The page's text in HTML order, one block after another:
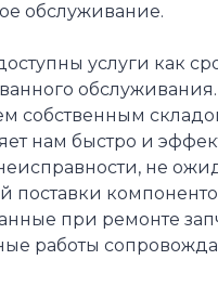
обслуживание.
услуги как
собственным
нам быстро и
не
поставки
при ремонте
работы